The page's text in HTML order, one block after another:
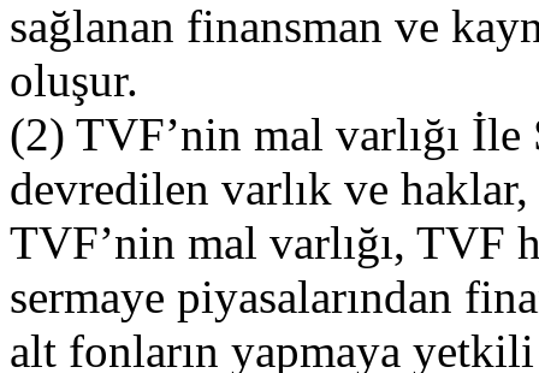
sağlanan finansman ve
oluşur.
(2) TVF’nin mal varlığı
devredilen varlık ve haklar,
TVF’nin mal varlığı, TVF
sermaye piyasalarından
alt fonların yapmaya